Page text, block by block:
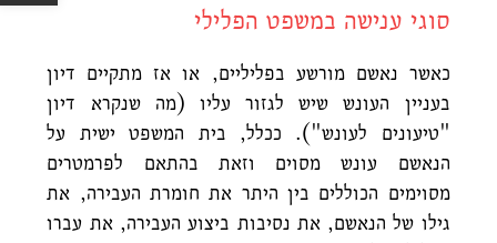
סוגי ענישה במשפט הפלילי
כאשר נאשם מורשע בפליליים, או אז מתקיים דיון
בעניין העונש שיש לגזור עליו (מה שנקרא דיון
"טיעונים לעונש"). ככלל, בית המשפט ישית על
הנאשם עונש מסוים וזאת בהתאם לפרמטרים
מסוימים הכוללים בין היתר את חומרת העבירה, את
גילו של הנאשם, את נסיבות ביצוע העבירה, את עברו